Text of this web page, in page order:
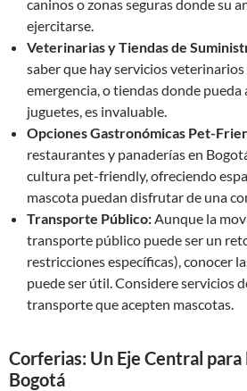
caninos o zonas seguras donde su
ejercitarse.
Veterinarias y Tiendas de
saber que hay servicios veterinarios
emergencia, o tiendas donde
juguetes, es invaluable.
Opciones Gastronómicas Pet-
restaurantes y panaderías en
cultura pet-friendly, ofreciendo
mascota puedan disfrutar de una
Transporte Público:Aunque la
transporte público puede ser un
restricciones específicas), conocer
puede ser útil. Considere servicios
transporte que acepten mascotas.
Corferias: Un Eje Central para
Bogotá